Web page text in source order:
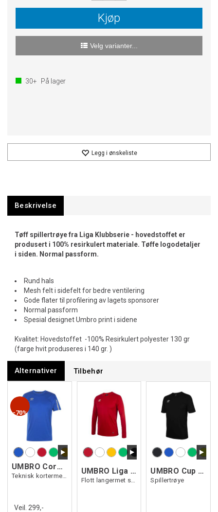
Kjøp
Velg varianter...
30+ På lager
Legg i ønskeliste
Beskrivelse
Tøff spillertrøye fra Liga Klubbserie - hovedstoffet er
produsert i 100% resirkulert materiale. Tøffe logodetaljer
i siden. Normal passform.
Rund hals
Mesh felt i sidefelt for bedre ventilering
Gode flater til profilering av lagets sponsorer
Normal passform
Spesial designet Umbro print i sidene
Kvalitet: Hovedstoffet -100% Resirkulert polyester 130 gr
(farge hvit produseres i 140 gr. )
Alternativer Tilbehør
70%
UMBRO Core SS Jersey
Teknisk kortermet spillertrøye
Veil. 299,-
UMBRO Liga LS Jersey
Flott langermet spillertrøye
UMBRO Cup SS Jersey
Spillertrøye